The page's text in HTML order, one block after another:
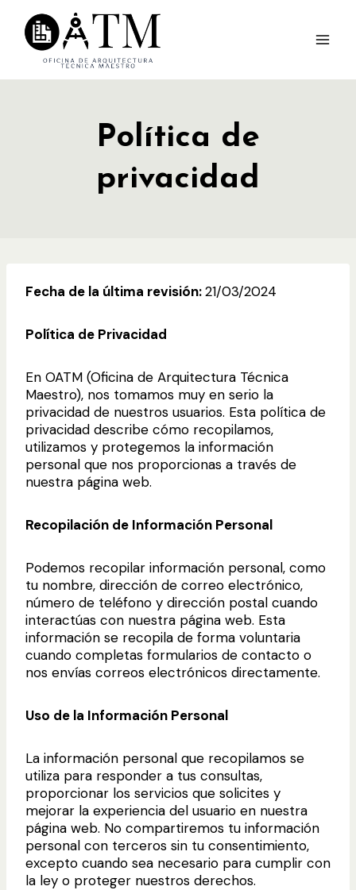
contenido
Política de
privacidad
Fecha de la última revisión:21/03/2024
Política de Privacidad
En OATM (Oficina de Arquitectura Técnica
Maestro), nos tomamos muy en serio la
privacidad de nuestros usuarios. Esta política de
privacidad describe cómo recopilamos,
utilizamos y protegemos la información
personal que nos proporcionas a través de
nuestra página web.
Recopilación de Información Personal
Podemos recopilar información personal, como
tu nombre, dirección de correo electrónico,
número de teléfono y dirección postal cuando
interactúas con nuestra página web. Esta
información se recopila de forma voluntaria
cuando completas formularios de contacto o
nos envías correos electrónicos directamente.
Uso de la Información Personal
La información personal que recopilamos se
utiliza para responder a tus consultas,
proporcionar los servicios que solicites y
mejorar la experiencia del usuario en nuestra
página web. No compartiremos tu información
personal con terceros sin tu consentimiento,
excepto cuando sea necesario para cumplir con
la ley o proteger nuestros derechos.